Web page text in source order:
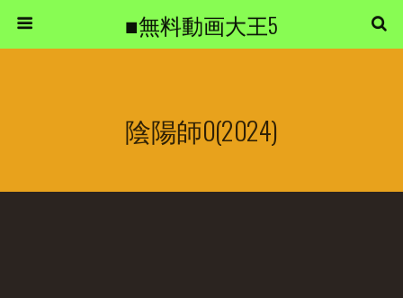
■無料動画大王5
陰陽師0(2024)